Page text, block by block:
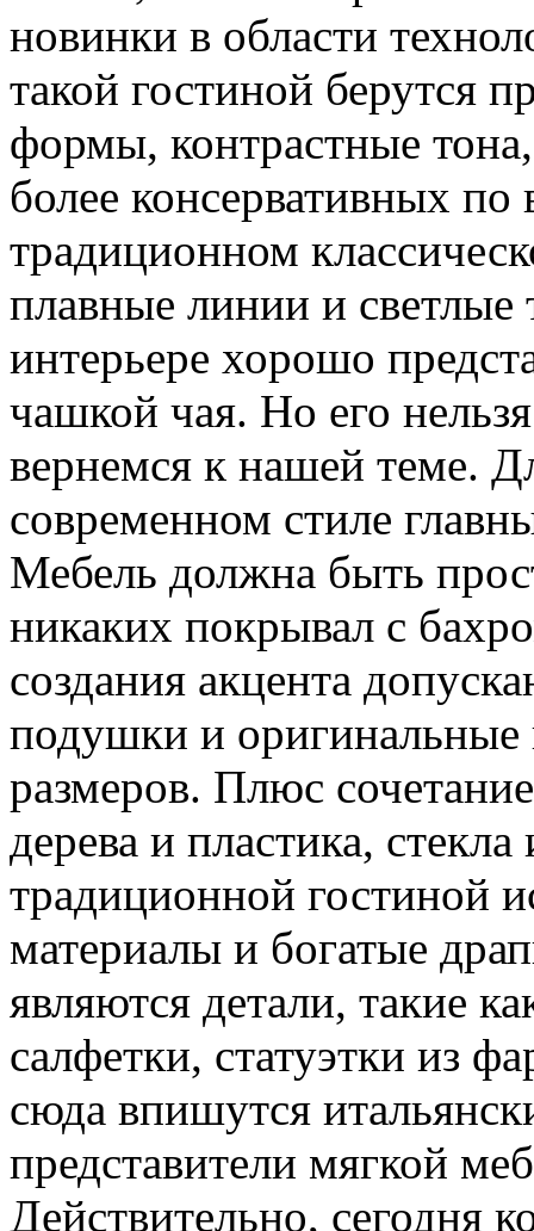
новинки в области
такой гостиной берутся
формы, контрастные
более консервативных по
традиционном
плавные линии и
интерьере хорошо
чашкой чая. Но его
вернемся к нашей теме.
современном стиле
Мебель должна быть
никаких покрывал с
создания акцента
подушки и
размеров. Плюс
дерева и пластика,
традиционной гостиной
материалы и богатые
являются детали, такие
салфетки, статуэтки из
сюда впишутся
представители мягкой
Действительно, сегодня